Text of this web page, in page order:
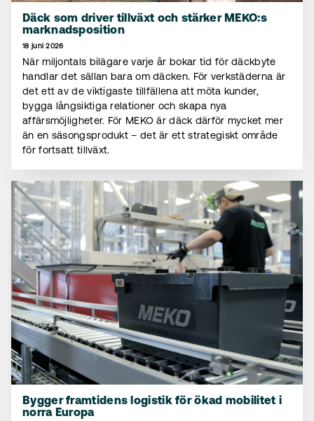
Däck som driver tillväxt och stärker MEKO:s
marknadsposition
18 juni 2026
När miljontals bilägare varje år bokar tid för däckbyte
handlar det sällan bara om däcken. För verkstäderna är
det ett av de viktigaste tillfällena att möta kunder,
bygga långsiktiga relationer och skapa nya
affärsmöjligheter. För MEKO är däck därför mycket mer
än en säsongsprodukt – det är ett strategiskt område
för fortsatt tillväxt.
Bygger framtidens logistik för ökad mobilitet i
norra Europa